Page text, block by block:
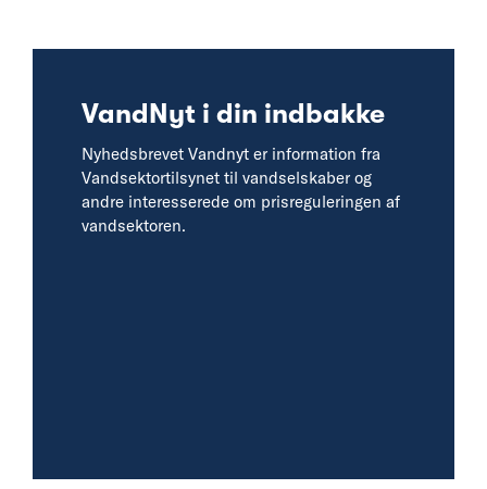
VandNyt i din indbakke
Nyhedsbrevet Vandnyt er information fra
Vandsektortilsynet til vandselskaber og
andre interesserede om prisreguleringen af
vandsektoren.